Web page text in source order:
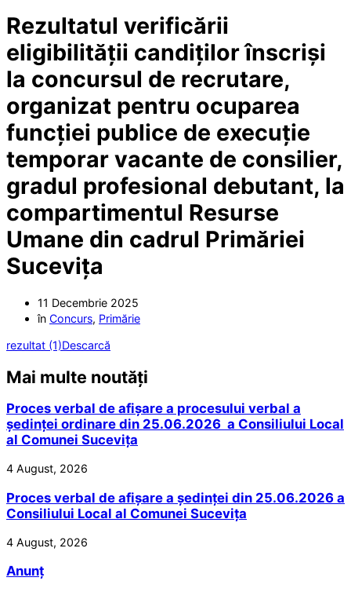
Rezultatul verificării
eligibilității candiților înscriși
la concursul de recrutare,
organizat pentru ocuparea
funcției publice de execuție
temporar vacante de consilier,
gradul profesional debutant, la
compartimentul Resurse
Umane din cadrul Primăriei
Sucevița
11 Decembrie 2025
în Concurs, Primărie
rezultat (1)Descarcă
Mai multe noutăți
Proces verbal de afișare a procesului verbal a
ședinței ordinare din 25.06.2026 a Consiliului Local
al Comunei Sucevița
4 August, 2026
Proces verbal de afișare a ședinței din 25.06.2026 a
Consiliului Local al Comunei Sucevița
4 August, 2026
Anunț